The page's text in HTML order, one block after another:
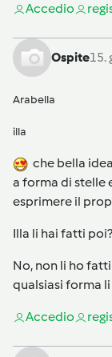
Accedio
Ospite15.
Arabella
illa
che bella
a forma di stelle
esprimere il
Illa li hai fatti poi?
No, non li ho
qualsiasi forma
Accedio